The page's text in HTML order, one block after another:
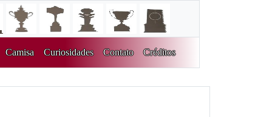
Camisa Curiosidades Contato Créditos